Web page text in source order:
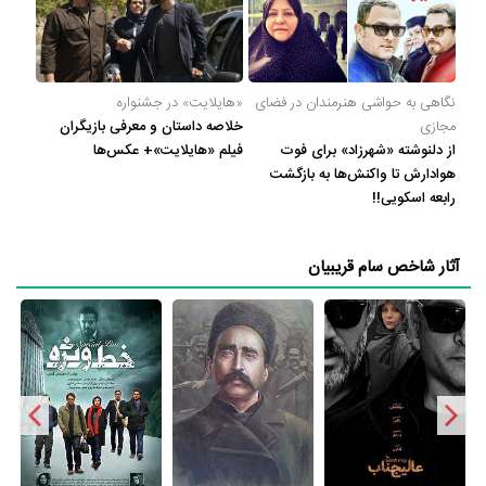
فیلم فجر هم شد. چهره سام قریبیان پس از مدت‌ها در آن فیلم به‌عنوان
بازیگر هم دیده شد. او سه سال بعد یعنی در سال 1393 اولیم فیلم بلند خود
را تحت عنوان «360 درجه» ساخت. «360 درجه» را می‌توان شروعی خوبی
برای فیلم‌سازی سام قریبیان دانست. فیلمی حادثه‌ای- هیجانی که بیش از
پیش دنیای سینمایی او را به مخاطبین شناساند. پس از آن قریبیان دست
به تولید درامی جنایی-سیاسی زد. مجموعه «عالیجناب» یکی از متفاوت‌ترین
آقایی، حسین یاری، سحر دولتشاهی، لیلا اوتادی، آزاده صمدی و ... در آن
مجموعه استفاده کرد.
بازیگری
سام قریبیان همیشه گفته که خیلی الکی الکی و برای شیطنت بازیگر شده
است و لا غیر. علاقه آن‌چنانی هم به بازیگری ندارد. اما اگر نقش خوبی به او
نگاهی به حواشی هنرمندان در فضای
مجازی
از دلنوشته «شهرزاد» برای فوت
هوادارش تا واکنش‌ها به بازگشت
رابعه اسکویی!!
«هایلایت» در جشنواره
خلاصه داستان و معرفی بازیگران
فیلم «هایلایت»+ عکس‌ها
آثار شاخص سام قریبیان